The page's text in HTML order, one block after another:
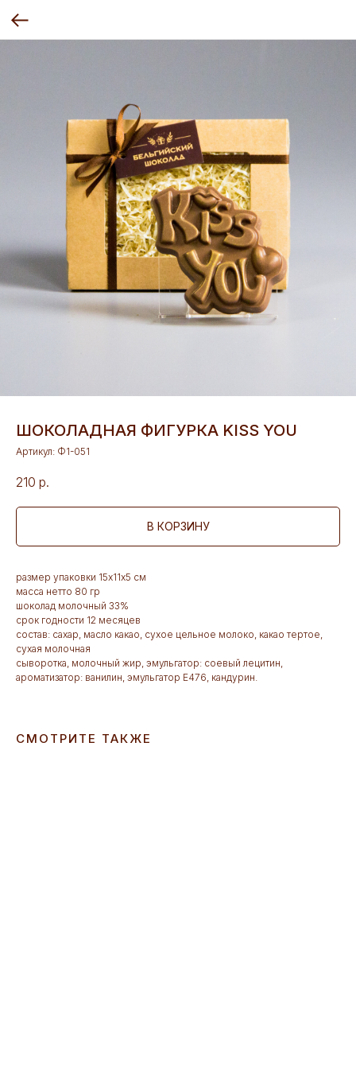
ШОКОЛАДНАЯ ФИГУРКА KISS YOU
Артикул: Ф1-051
210 р.
В КОРЗИНУ
размер упаковки 15х11х5 см
масса нетто 80 гр
шоколад молочный 33%
срок годности 12 месяцев
состав: сахар, масло какао, сухое цельное молоко, какао тертое,
сухая молочная
сыворотка, молочный жир, эмульгатор: соевый лецитин,
ароматизатор: ванилин, эмульгатор Е476, кандурин.
СМОТРИТЕ ТАКЖЕ